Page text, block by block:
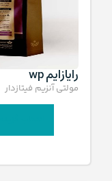
رایازایم wp
مولتی آنزیم فیتازدار